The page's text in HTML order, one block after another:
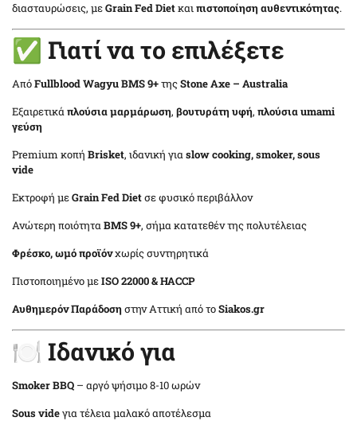
διασταυρώσεις, μεGrain Fed Dietκαι πιστοποίηση αυθεντικότητας.
✅ Γιατί να το επιλέξετε
ΑπόFullblood Wagyu BMS 9+τηςStone Axe – Australia
Εξαιρετικάπλούσια μαρμάρωση, βουτυράτη υφή, πλούσια umami
γεύση
Premium κοπή Brisket, ιδανική γιαslow cooking, smoker, sous
vide
Εκτροφή μεGrain Fed Dietσε φυσικό περιβάλλον
Ανώτερη ποιότηταBMS 9+, σήμα κατατεθέν της πολυτέλειας
Φρέσκο, ωμό προϊόνχωρίς συντηρητικά
Πιστοποιημένο μεISO 22000 & HACCP
Αυθημερόν Παράδοση στην Αττική από τοSiakos.gr
🍽️ Ιδανικό για
Smoker BBQ – αργό ψήσιμο 8-10 ωρών
Sous videγια τέλεια μαλακό αποτέλεσμα